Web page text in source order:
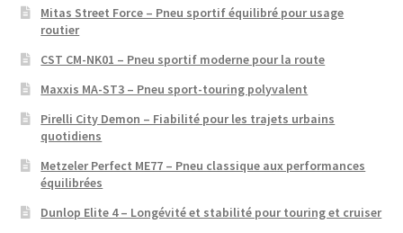
Mitas Street Force – Pneu sportif équilibré pour usage
routier
CST CM-NK01 – Pneu sportif moderne pour la route
Maxxis MA-ST3 – Pneu sport-touring polyvalent
Pirelli City Demon – Fiabilité pour les trajets urbains
quotidiens
Metzeler Perfect ME77 – Pneu classique aux performances
équilibrées
Dunlop Elite 4 – Longévité et stabilité pour touring et cruiser